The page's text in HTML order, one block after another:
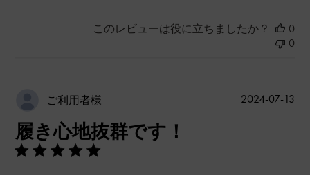
このレビューは役に立ちましたか？
0
0
ご利用者様
履き心地抜群です！
公
2024-07-13